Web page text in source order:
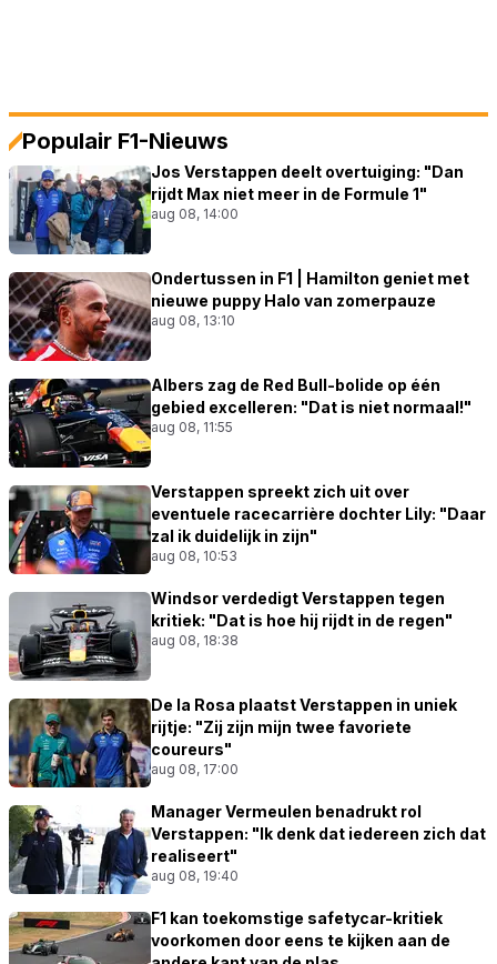
Populair F1-Nieuws
Jos Verstappen deelt overtuiging: "Dan
rijdt Max niet meer in de Formule 1"
aug 08, 14:00
Ondertussen in F1 | Hamilton geniet met
nieuwe puppy Halo van zomerpauze
aug 08, 13:10
Albers zag de Red Bull-bolide op één
gebied excelleren: "Dat is niet normaal!"
aug 08, 11:55
Verstappen spreekt zich uit over
eventuele racecarrière dochter Lily: "Daar
zal ik duidelijk in zijn"
aug 08, 10:53
Windsor verdedigt Verstappen tegen
kritiek: "Dat is hoe hij rijdt in de regen"
aug 08, 18:38
De la Rosa plaatst Verstappen in uniek
rijtje: "Zij zijn mijn twee favoriete
coureurs"
aug 08, 17:00
Manager Vermeulen benadrukt rol
Verstappen: "Ik denk dat iedereen zich dat
realiseert"
aug 08, 19:40
F1 kan toekomstige safetycar-kritiek
voorkomen door eens te kijken aan de